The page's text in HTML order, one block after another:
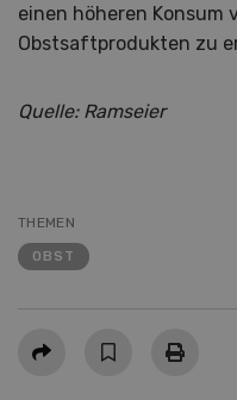
einen höheren Konsum
Obstsaftprodukten zu
Quelle: Ramseier
THEMEN
OBST
Teilen